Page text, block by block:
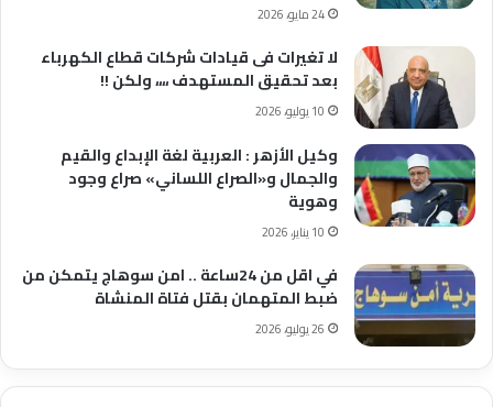
24 مايو، 2026
لا تغيرات فى قيادات شركات قطاع الكهرباء
بعد تحقيق المستهدف ،،،، ولكن !!
10 يوليو، 2026
وكيل الأزهر : العربية لغة الإبداع والقيم
والجمال و«الصراع اللساني» صراع وجود
وهوية
10 يناير، 2026
في اقل من 24ساعة .. امن سوهاج يتمكن من
ضبط المتهمان بقتل فتاة المنشاة
26 يوليو، 2026